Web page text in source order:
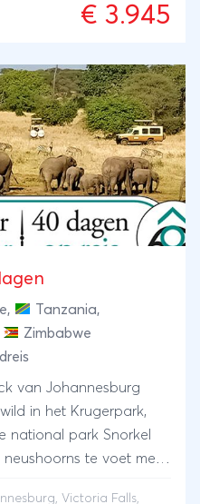
€ 3.945
, Tanzania,
Zimbabwe
van Johannesburg
park Snorkel
te voet met
, Victoria Falls,